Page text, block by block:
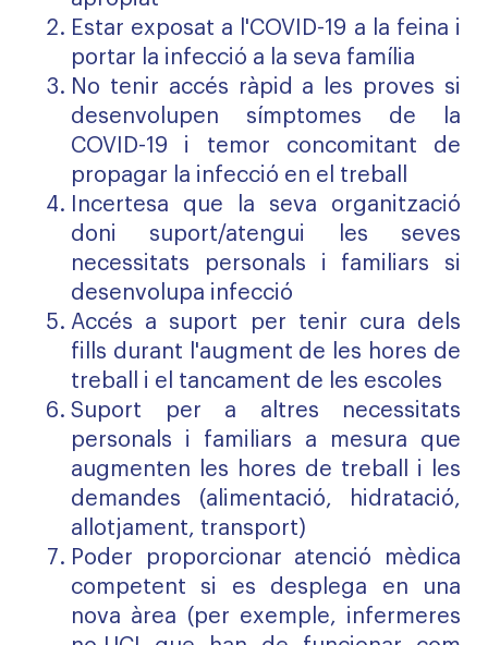
Estar exposat a l'COVID-19 a la feina i
portar la infecció a la seva família
No tenir accés ràpid a les proves si
desenvolupen símptomes de la
COVID-19 i temor concomitant de
propagar la infecció en el treball
Incertesa que la seva organització
doni suport/atengui les seves
necessitats personals i familiars si
desenvolupa infecció
Accés a suport per tenir cura dels
fills durant l'augment de les hores de
treball i el tancament de les escoles
Suport per a altres necessitats
personals i familiars a mesura que
augmenten les hores de treball i les
demandes (alimentació, hidratació,
allotjament, transport)
Poder proporcionar atenció mèdica
competent si es desplega en una
nova àrea (per exemple, infermeres